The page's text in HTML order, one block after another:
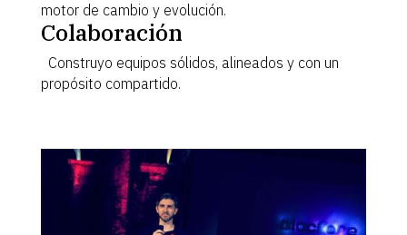
motor de cambio y evolución.
Colaboración
Construyo equipos sólidos, alineados y con un
propósito compartido.